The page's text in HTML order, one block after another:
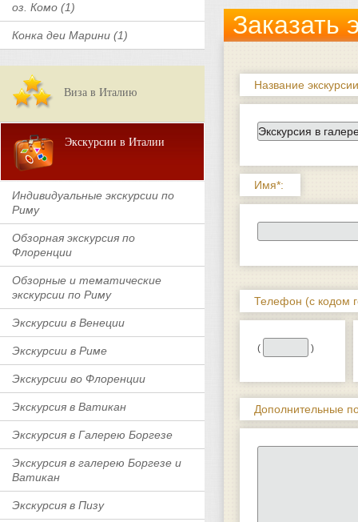
оз. Комо (1)
Конка деи Марини (1)
Виза в Италию
Экскурсии в Италии
Индивидуальные экскурсии по
Риму
Обзорная экскурсия по
Флоренции
Обзорные и тематические
экскурсии по Риму
Экскурсии в Венеции
Экскурсии в Риме
Экскурсии во Флоренции
Экскурсия в Ватикан
Экскурсия в Галерею Боргезе
Экскурсия в галерею Боргезе и
Ватикан
Экскурсия в Пизу
Заказать
Название
Имя*:
Телефон (с кодом
( )
Дополнительные